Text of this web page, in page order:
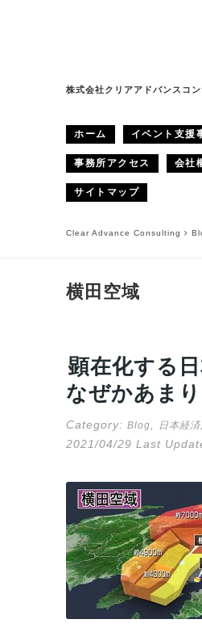
株式会社クリアアドバンスコ
ホーム イベント支援
事務所アクセス 会社
サイトマップ
Clear Advance Consulting
横田空域
顕在化する
なぜかあま
Category: Blog 日本経済
2021/04/29 Last